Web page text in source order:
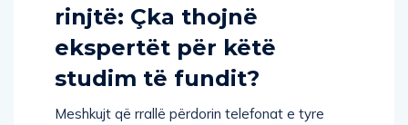
rinjtë: Çka thojnë
ekspertët për këtë
studim të fundit?
Meshkujt që rrallë përdorin telefonat e tyre